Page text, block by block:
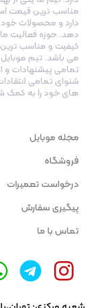
مناسب ترین قیمت
دارد و محصولات خود
دهد. حوزه فعالیت
کیفیت و مناسب
می باشد. تیم
تمامی پیشنهادات و
شنوای تمامی
های خود را به کمک
مجله موبایل
فروشگاه
درخواست تعمیرات
پیگیری سفارش
تماس با ما